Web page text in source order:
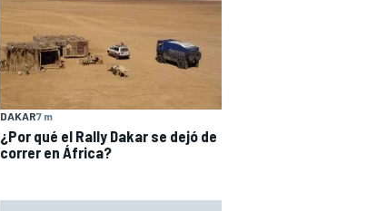
DAKAR7 m
¿Por qué el Rally Dakar se dejó de
correr en África?